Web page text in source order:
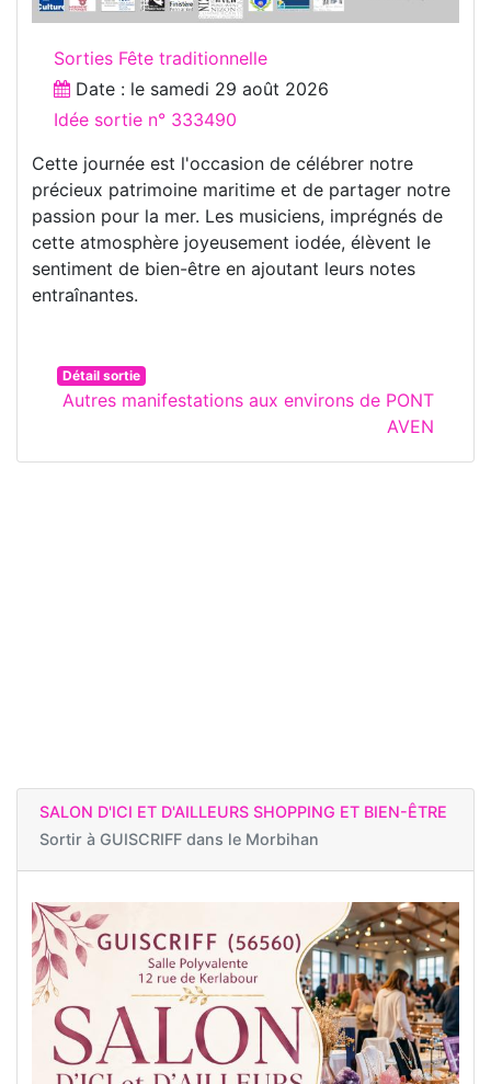
Sorties Fête traditionnelle
Date : le samedi 29 août 2026
Idée sortie n° 333490
Cette journée est l'occasion de célébrer notre
précieux patrimoine maritime et de partager notre
passion pour la mer. Les musiciens, imprégnés de
cette atmosphère joyeusement iodée, élèvent le
sentiment de bien-être en ajoutant leurs notes
entraînantes.
Détail sortie
Autres manifestations aux environs de PONT
AVEN
SALON D'ICI ET D'AILLEURS SHOPPING ET BIEN-ÊTRE
Sortir à GUISCRIFF dans le Morbihan